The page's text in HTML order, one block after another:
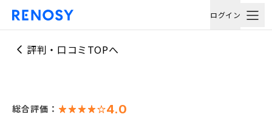
ログイン
評判・口コミTOPへ
総合評価： 4.0